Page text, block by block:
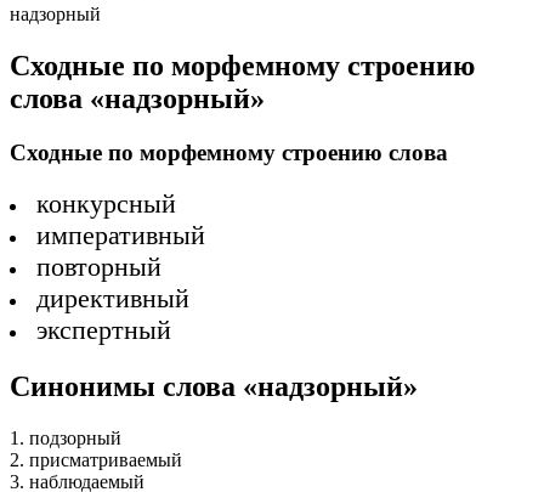
надзорный
Сходные по морфемному строению
слова «надзорный»
Сходные по морфемному строению слова
конкурсный
императивный
повторный
директивный
экспертный
Синонимы слова «надзорный»
1. подзорный
2. присматриваемый
3. наблюдаемый